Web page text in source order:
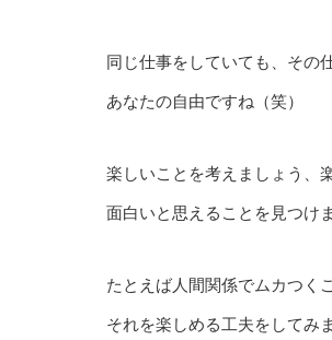
同じ仕事をしていても、その
あなたの自由ですね（笑）
楽しいことを考えましょう、
面白いと思えることを見つけ
たとえば人間関係でムカつく
それを楽しめる工夫をしてみ